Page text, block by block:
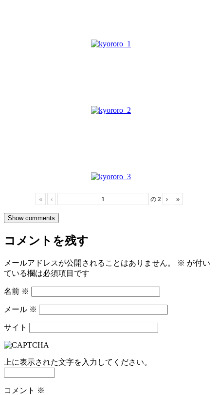
« ‹ の2 › »
Show comments
コメントを残す
メールアドレスが公開されることはありません。 ※ が付い
ている欄は必須項目です
名前 ※
メール ※
サイト
上に表示された文字を入力してください。
コメント ※